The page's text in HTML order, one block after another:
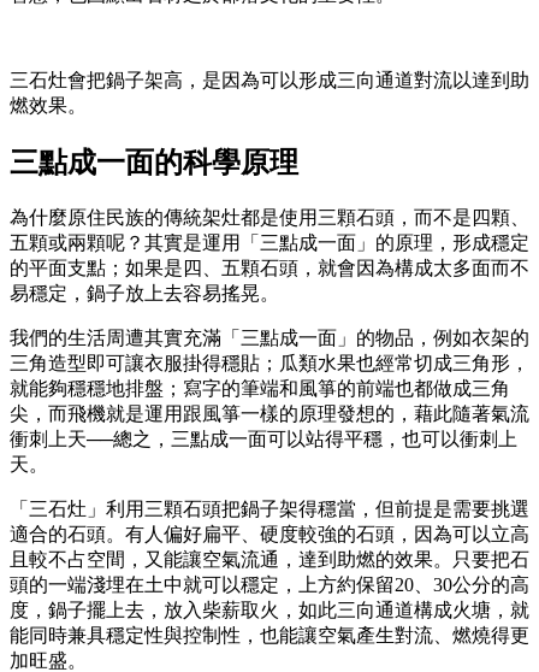
三石灶會把鍋子架高，是因為可以形成三向通道對流以達到助
燃效果。
三點成一面的科學原理
為什麼原住民族的傳統架灶都是使用三顆石頭，而不是四顆、
五顆或兩顆呢？其實是運用「三點成一面」的原理，形成穩定
的平面支點；如果是四、五顆石頭，就會因為構成太多面而不
易穩定，鍋子放上去容易搖晃。
我們的生活周遭其實充滿「三點成一面」的物品，例如衣架的
三角造型即可讓衣服掛得穩貼；瓜類水果也經常切成三角形，
就能夠穩穩地排盤；寫字的筆端和風箏的前端也都做成三角
尖，而飛機就是運用跟風箏一樣的原理發想的，藉此隨著氣流
衝刺上天──總之，三點成一面可以站得平穩，也可以衝刺上
天。
「三石灶」利用三顆石頭把鍋子架得穩當，但前提是需要挑選
適合的石頭。有人偏好扁平、硬度較強的石頭，因為可以立高
且較不占空間，又能讓空氣流通，達到助燃的效果。只要把石
頭的一端淺埋在土中就可以穩定，上方約保留20、30公分的高
度，鍋子擺上去，放入柴薪取火，如此三向通道構成火塘，就
能同時兼具穩定性與控制性，也能讓空氣產生對流、燃燒得更
加旺盛。